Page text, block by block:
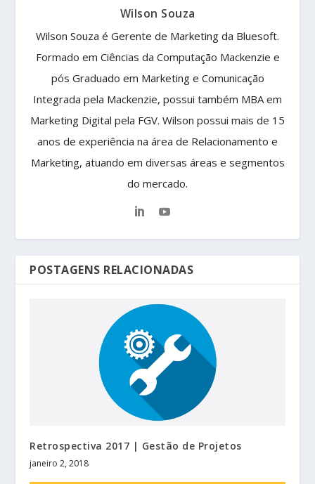
Wilson Souza
Wilson Souza é Gerente de Marketing da Bluesoft.
Formado em Ciências da Computação Mackenzie e
pós Graduado em Marketing e Comunicação
Integrada pela Mackenzie, possui também MBA em
Marketing Digital pela FGV. Wilson possui mais de 15
anos de experiência na área de Relacionamento e
Marketing, atuando em diversas áreas e segmentos
do mercado.
POSTAGENS RELACIONADAS
Retrospectiva 2017 | Gestão de Projetos
janeiro 2, 2018